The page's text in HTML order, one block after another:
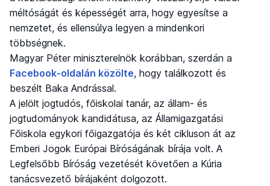
méltóságát és képességét arra, hogy egyesítse a
nemzetet, és ellensúlya legyen a mindenkori
többségnek.
Magyar Péter miniszterelnök korábban, szerdán a
Facebook-oldalán közölte, hogy találkozott és
beszélt Baka Andrással.
A jelölt jogtudós, főiskolai tanár, az állam- és
jogtudományok kandidátusa, az Államigazgatási
Főiskola egykori főigazgatója és két cikluson át az
Emberi Jogok Európai Bíróságának bírája volt. A
Legfelsőbb Bíróság vezetését követően a Kúria
tanácsvezető bírájaként dolgozott.